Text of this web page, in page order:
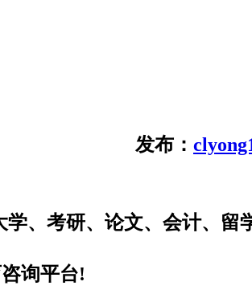
发布：
、考研、论文、会计、
询平台!